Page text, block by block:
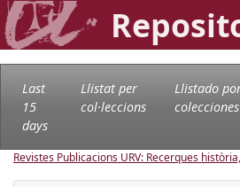
Last
15
days
Llistat per
col·leccions
Llistado
colecciones
Revistes Publicacions URV: Recerques